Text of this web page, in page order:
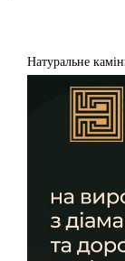
Натуральне